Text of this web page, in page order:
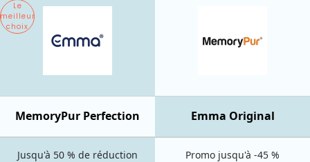
Le
meilleur
choix
Emma Original
MemoryPur Perfection
Jusqu'à 50 % de réduction Promo jusqu'à -45 %